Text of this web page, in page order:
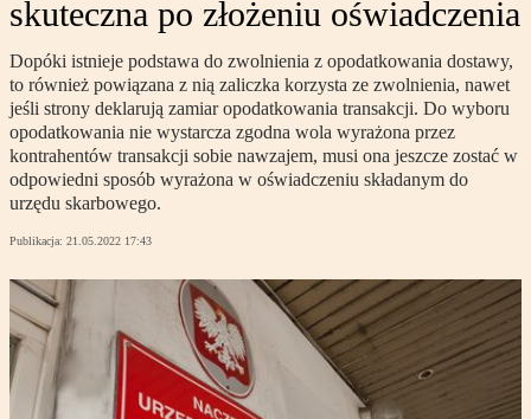
skuteczna po złożeniu oświadczenia
Dopóki istnieje podstawa do zwolnienia z opodatkowania dostawy,
to również powiązana z nią zaliczka korzysta ze zwolnienia, nawet
jeśli strony deklarują zamiar opodatkowania transakcji. Do wyboru
opodatkowania nie wystarcza zgodna wola wyrażona przez
kontrahentów transakcji sobie nawzajem, musi ona jeszcze zostać w
odpowiedni sposób wyrażona w oświadczeniu składanym do
urzędu skarbowego.
Publikacja: 21.05.2022 17:43